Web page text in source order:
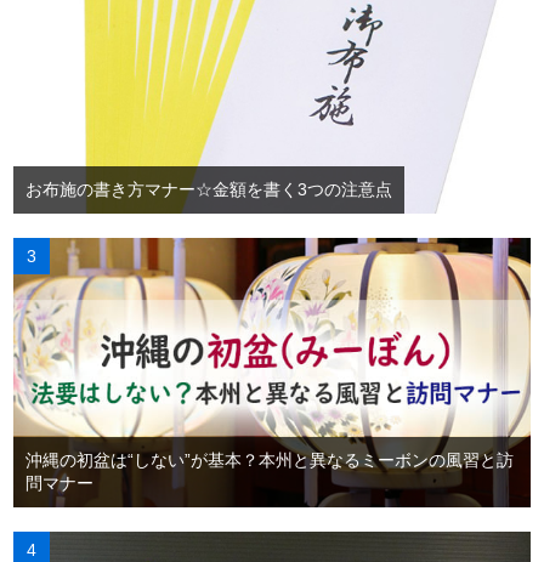
お布施の書き方マナー☆金額を書く3つの注意点
沖縄の初盆は“しない”が基本？本州と異なるミーボンの風習と訪
問マナー